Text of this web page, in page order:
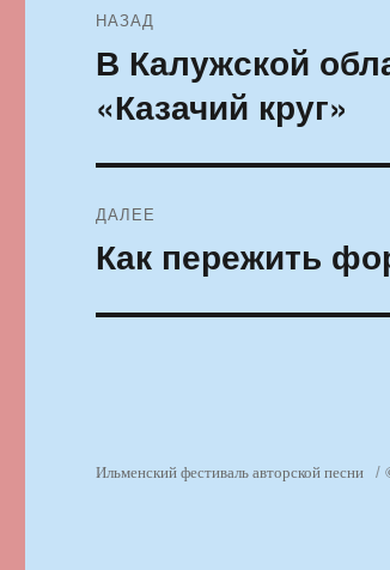
по
записям
НАЗАД
Предыдущая
В Калужской
«Казачий круг»
ДАЛЕЕ
Следующая
Как пережить
Ильменский фестиваль авторской песни